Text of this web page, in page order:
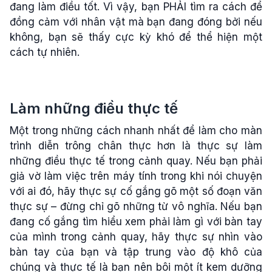
đang làm điều tốt. Vì vậy, bạn PHẢI tìm ra cách để
đồng cảm với nhân vật mà bạn đang đóng bởi nếu
không, bạn sẽ thấy cực kỳ khó để thể hiện một
cách tự nhiên.
Làm những điều thực tế
Một trong những cách nhanh nhất để làm cho màn
trình diễn trông chân thực hơn là thực sự làm
những điều thực tế trong cảnh quay. Nếu bạn phải
giả vờ làm việc trên máy tính trong khi nói chuyện
với ai đó, hãy thực sự cố gắng gõ một số đoạn văn
thực sự – đừng chỉ gõ những từ vô nghĩa. Nếu bạn
đang cố gắng tìm hiểu xem phải làm gì với bàn tay
của mình trong cảnh quay, hãy thực sự nhìn vào
bàn tay của bạn và tập trung vào độ khô của
chúng và thực tế là bạn nên bôi một ít kem dưỡng